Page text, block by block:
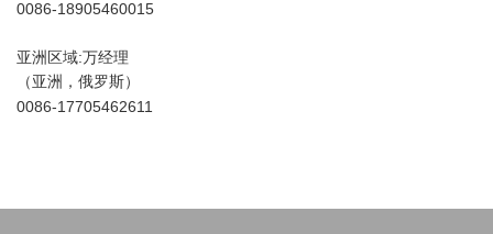
0086-18905460015
亚洲区域:万经理
（ 亚洲， 俄罗斯）
0086-17705462611